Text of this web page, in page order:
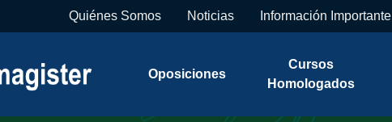
Quiénes Somos Noticias Información Importante
Oposiciones
Cursos
Homologados